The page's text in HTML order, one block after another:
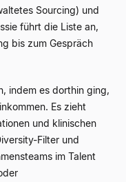
Sourcing) und
führt die Liste an,
bis zum Gespräch
indem es dorthin ging,
Es zieht
und klinischen
Filter und
im Talent